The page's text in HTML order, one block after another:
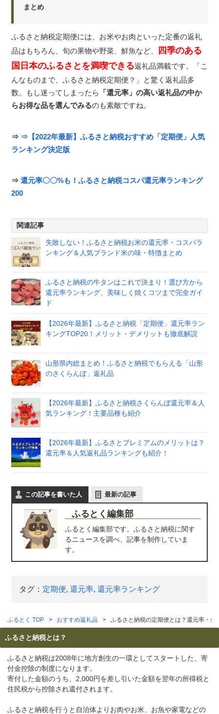
まとめ
ふるさと納税定期便には、お米やお肉といった定番の返礼
品はもちろん、旬の果物や野菜、鮮魚など、
四季のある
国日本のふるさとを満喫できる返礼品満載です。「こ
んなものまで、ふるさと納税定期便？」と驚く返礼品多
数。もし迷ってしまったら
「還元率」の高い返礼品の中か
らお得な品を選んでみるのも素敵ですね。
⇒ ⇒【2022年最新】ふるさと納税おすすめ「定期便」人気
ランキング決定版
⇒ 還元率〇〇%も！ふるさと納税コスパ還元率ランキング
200
関連記事
失敗しない！ふるさと納税お米の還元率・コスパラ
ンキング＆人気ブランド米の味・特徴まとめ
ふるさと納税の牛タンはこれで決まり！選び方から
還元率ランキング、美味しく焼くコツまで完全ガイ
ド
【2026年最新】ふるさと納税「定期便」還元率ラン
キングTOP20！メリット・デメリットも徹底解説
山形県内総まとめ！ふるさと納税でもらえる「山形
のさくらんぼ」返礼品
【2026年最新】ふるさと納税さくらんぼ還元率＆人
気ランキング！主要品種も紹介
【2026年最新】ふるさとプレミアムのメリットは？
還元率＆人気返礼品ランキングも紹介！
この記事を書いた人 最新の記事
ふるとく編集部
ふるとく編集部です。ふるさと納税に関す
るニュースを調べ、記事を制作していま
す。
タグ： 定期便, 還元率, 還元率ランキング
ふるとく TOP おすすめ返礼品 ふるさと納税の定期便とは？還元率・金
ふるさと納税とは？
ふるさと納税は2008年に地方創生の一環としてスタートした、寄
付金控除の制度になります。
寄付した金額のうち、2,000円を差し引いた金額を翌年の所得税と
住民税から控除され還付されます。
ふるさと納税を行うと自治体よりお肉やお米、お魚や家電などの